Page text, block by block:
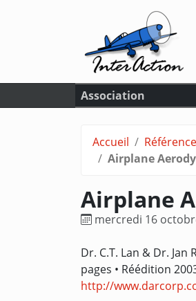
Association
Accueil
Airplane
Airplane
mercredi 16
Dr. C.T. Lan & Dr. Jan
pages • Réédition
http://